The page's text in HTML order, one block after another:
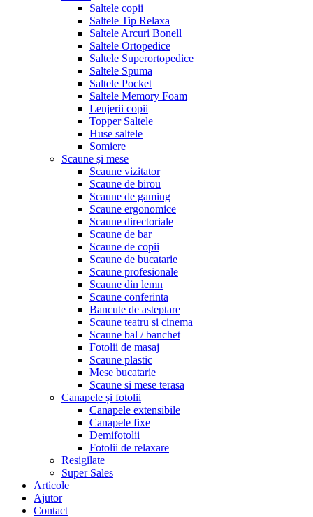
Saltele copii
Saltele Tip Relaxa
Saltele Arcuri Bonell
Saltele Ortopedice
Saltele Superortopedice
Saltele Spuma
Saltele Pocket
Saltele Memory Foam
Lenjerii copii
Topper Saltele
Huse saltele
Somiere
Scaune și mese
Scaune vizitator
Scaune de birou
Scaune de gaming
Scaune ergonomice
Scaune directoriale
Scaune de bar
Scaune de copii
Scaune de bucatarie
Scaune profesionale
Scaune din lemn
Scaune conferinta
Bancute de asteptare
Scaune teatru si cinema
Scaune bal / banchet
Fotolii de masaj
Scaune plastic
Mese bucatarie
Scaune si mese terasa
Canapele și fotolii
Canapele extensibile
Canapele fixe
Demifotolii
Fotolii de relaxare
Resigilate
Super Sales
Articole
Ajutor
Contact